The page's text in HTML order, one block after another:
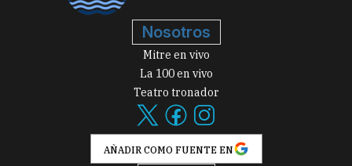
Nosotros
Mitre en vivo
La 100 en vivo
Teatro tronador
AÑADIR COMO FUENTE EN